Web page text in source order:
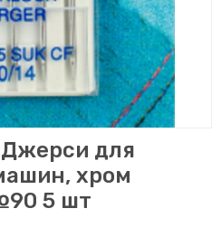
для
хром
5 шт